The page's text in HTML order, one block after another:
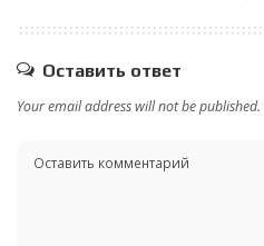
Оставить ответ
Your email address will not be published.